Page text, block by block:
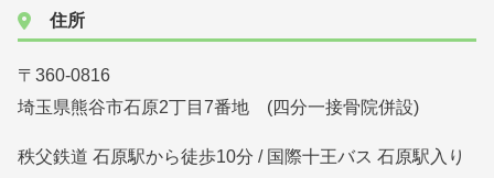
住所
〒360-0816
埼玉県熊谷市石原2丁目7番地 (四分一接骨院併設)
秩父鉄道 石原駅から徒歩10分 / 国際十王バス 石原駅入り